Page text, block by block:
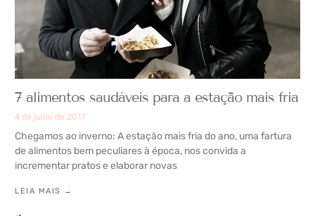
7 alimentos saudáveis para a estação mais fria
4 de julho de 2017
Chegamos ao inverno: A estação mais fria do ano, uma fartura
de alimentos bem peculiares à época, nos convida a
incrementar pratos e elaborar novas
LEIA MAIS →